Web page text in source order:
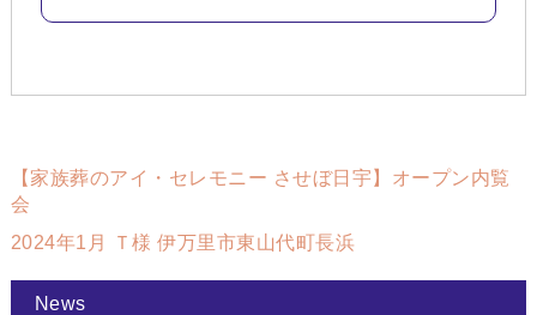
【家族葬のアイ・セレモニー させぼ日宇】オープン内覧
会
2024年1月 Ｔ様 伊万里市東山代町長浜
News